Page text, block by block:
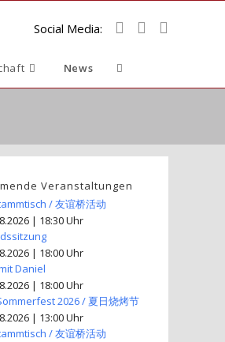
Social Media:
News Website-
umschalten
Veranstaltungen
/ 友谊桥活动
| 18:30 Uhr
| 18:00 Uhr
Daniel
| 18:00 Uhr
2026 / 夏日烧烤节
| 13:00 Uhr
/ 友谊桥活动